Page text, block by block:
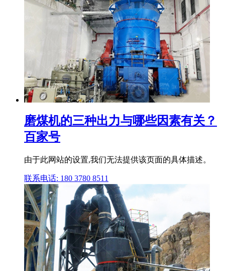
磨煤机的三种出力与哪些因素有关？
百家号
由于此网站的设置,我们无法提供该页面的具体描述。
联系电话: 180 3780 8511